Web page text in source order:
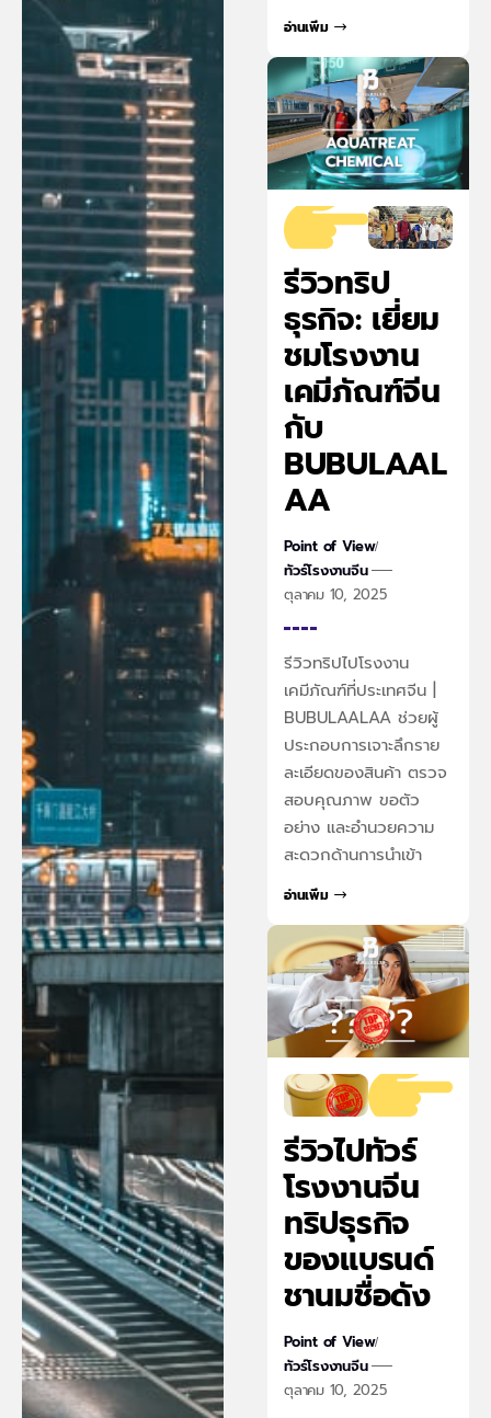
อ่านเพิ่ม
รีวิวทริป
ธุรกิจ: เยี่ยม
ชมโรงงาน
เคมีภัณฑ์จีน
กับ
BUBULAAL
AA
Point of View
ทัวร์โรงงานจีน
ตุลาคม 10, 2025
รีวิวทริปไปโรงงาน
เคมีภัณฑ์ที่ประเทศจีน |
BUBULAALAA ช่วยผู้
ประกอบการเจาะลึกราย
ละเอียดของสินค้า ตรวจ
สอบคุณภาพ ขอตัว
อย่าง และอำนวยความ
สะดวกด้านการนำเข้า
อ่านเพิ่ม
รีวิวไปทัวร์
โรงงานจีน
ทริปธุรกิจ
ของแบรนด์
ชานมชื่อดัง
Point of View
ทัวร์โรงงานจีน
ตุลาคม 10, 2025